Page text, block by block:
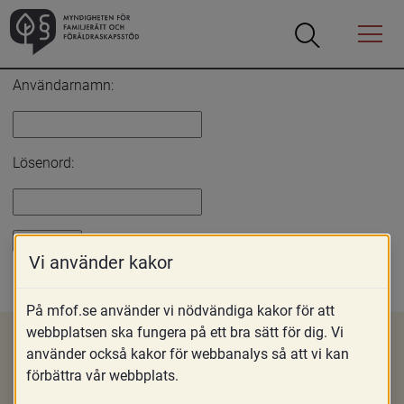
Öppna
Öppna
Menyn
Inloggning
Användarnamn:
Lösenord:
Om MFoF
Vi använder kakor
På mfof.se använder vi nödvändiga kakor för att
webbplatsen ska fungera på ett bra sätt för dig. Vi
använder också kakor för webbanalys så att vi kan
förbättra vår webbplats.